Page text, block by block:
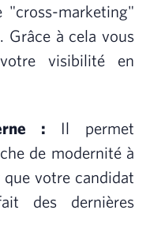
"cross-marketing"
Grâce à cela vous
visibilité en
: Il permet
de modernité à
votre candidat
des dernières